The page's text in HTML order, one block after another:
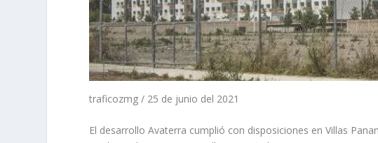
traficozmg / 25 de junio del 2021
El desarrollo Avaterra cumplió con disposiciones en Villas